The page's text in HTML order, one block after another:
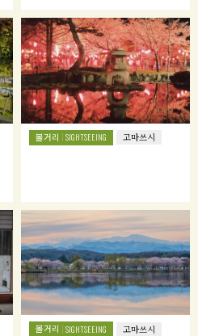
볼거리 SIGHTSEEING 고마쓰시
볼거리 SIGHTSEEING 고마쓰시